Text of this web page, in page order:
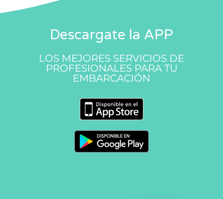
Descargate la APP
LOS MEJORES SERVICIOS DE
PROFESIONALES PARA TU
EMBARCACIÓN